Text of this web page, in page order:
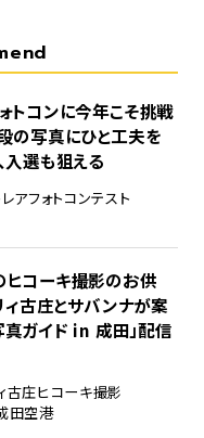
トコンに今年こそ挑戦
の写真にひと工夫を
入選も狙える
アフォトコンテスト
ヒコーキ撮影のお供
ィ古庄とサバンナが案
ガイド in 成田」配信
古庄ヒコーキ撮影
田空港